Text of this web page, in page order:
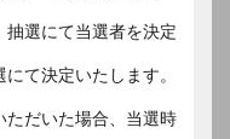
抽選にて当選者を決定
て決定いたします。
ただいた場合、当選時